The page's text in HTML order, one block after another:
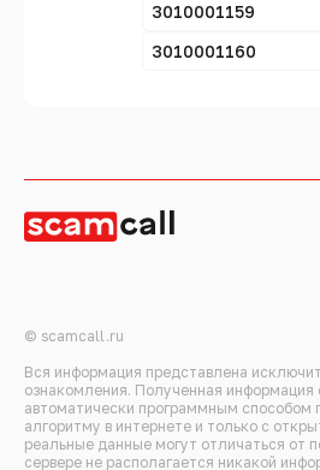
3010001159
3010001160
© scamcall.ru
Вся информация представлена
ознакомления. Полученная информация
автоматически программным способом
алгоритму в интернете и только с
реальные данные могут отличаться от
сервере не располагается никакой